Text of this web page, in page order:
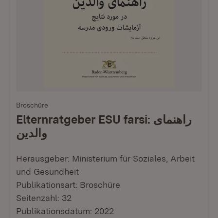
Broschüre
Elternratgeber ESU farsi: راهنمای
والدین
Herausgeber: Ministerium für Soziales, Arbeit
und Gesundheit
Publikationsart: Broschüre
Seitenzahl: 32
Publikationsdatum: 2022